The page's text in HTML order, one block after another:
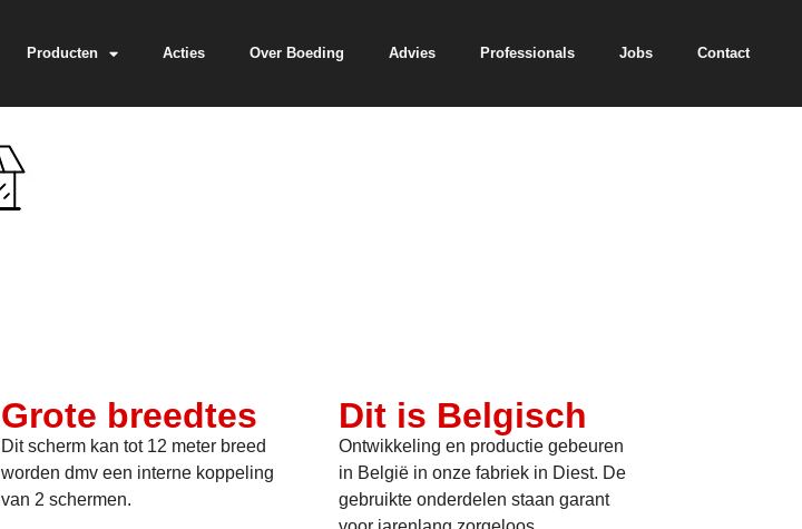
Producten Acties Over Boeding Advies Professionals Jobs Contact
Grote breedtes
Dit scherm kan tot 12 meter breed
worden dmv een interne koppeling
van 2 schermen.
Dit is Belgisch
Ontwikkeling en productie gebeuren
in België in onze fabriek in Diest. De
gebruikte onderdelen staan garant